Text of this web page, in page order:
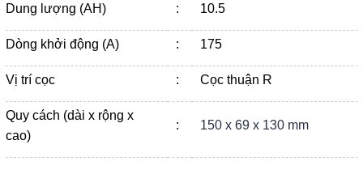
Dung lượng (AH) : 10.5
Dòng khởi động (A) : 175
Vị trí cọc : Cọc thuận R
Quy cách (dài x rộng x
cao)
: 150 x 69 x 130 mm